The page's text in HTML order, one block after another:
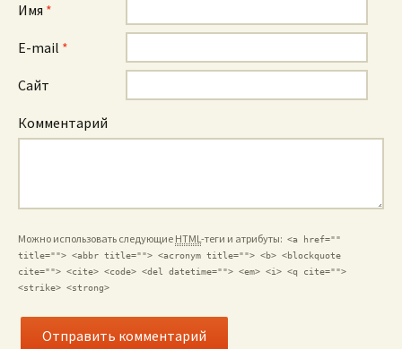
Имя *
E-mail *
Сайт
Комментарий
Можно использовать следующие HTML-теги и атрибуты: <a href=""
title=""> <abbr title=""> <acronym title=""> <b> <blockquote
cite=""> <cite> <code> <del datetime=""> <em> <i> <q cite="">
<strike> <strong>